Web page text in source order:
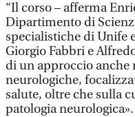
“Il corso – afferma
Dipartimento di
specialistiche di Unife
Giorgio Fabbri e
di un approccio anche
neurologiche,
salute, oltre che sulla
patologia neurologica».